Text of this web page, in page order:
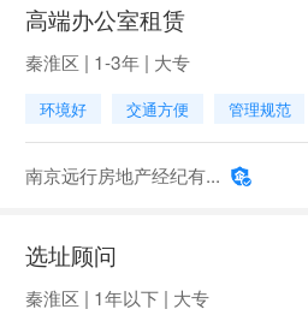
高端办公室租赁
秦淮区 | 1-3年 | 大专
环境好 交通方便 管理规范
南京远行房地产经纪有...
选址顾问
秦淮区 | 1年以下 | 大专